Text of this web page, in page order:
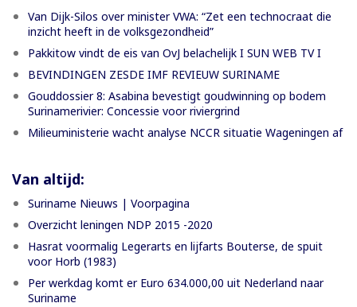
Van Dijk-Silos over minister VWA: “Zet een technocraat die
inzicht heeft in de volksgezondheid”
Pakkitow vindt de eis van OvJ belachelijk I SUN WEB TV I
BEVINDINGEN ZESDE IMF REVIEUW SURINAME
Gouddossier 8: Asabina bevestigt goudwinning op bodem
Surinamerivier: Concessie voor riviergrind
Milieuministerie wacht analyse NCCR situatie Wageningen af
Van altijd:
Suriname Nieuws | Voorpagina
Overzicht leningen NDP 2015 -2020
Hasrat voormalig Legerarts en lijfarts Bouterse, de spuit
voor Horb (1983)
Per werkdag komt er Euro 634.000,00 uit Nederland naar
Suriname